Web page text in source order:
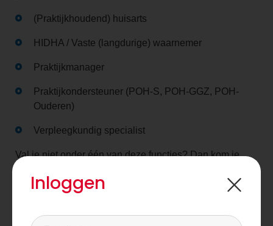
(Praktijkhoudend) huisarts
HIDHA / Vaste (langdurige) waarnemer
Praktijkmanager
Praktijkondersteuner (POH-S, POH-GGZ, POH-
Ouderen)
Verpleegkundig specialist
Val je niet onder één van deze functies? Dan kom je
Inloggen